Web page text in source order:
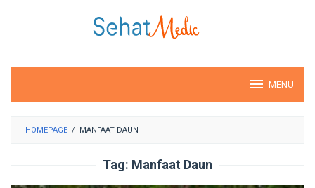
MENU
HOMEPAGE / MANFAAT DAUN
Tag: Manfaat Daun